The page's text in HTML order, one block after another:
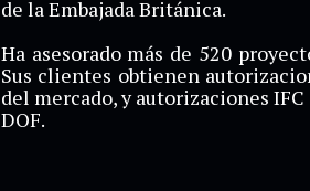
de la Embajada Británica.
Ha asesorado más de 520
Sus clientes obtienen
del mercado, y autorizaciones
DOF.